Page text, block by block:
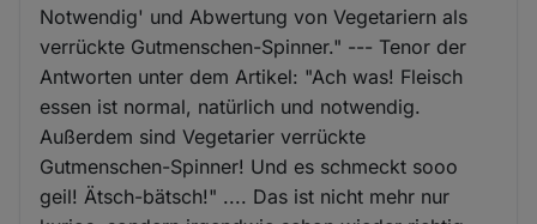
Notwendig' und Abwertung von Vegetariern als
verrückte Gutmenschen-Spinner." --- Tenor der
Antworten unter dem Artikel: "Ach was! Fleisch
essen ist normal, natürlich und notwendig.
Außerdem sind Vegetarier verrückte
Gutmenschen-Spinner! Und es schmeckt sooo
geil! Ätsch-bätsch!" .... Das ist nicht mehr nur